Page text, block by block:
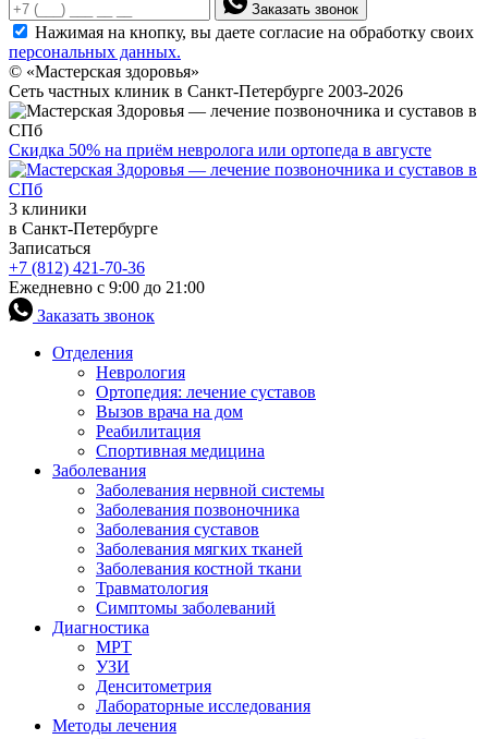
Заказать звонок
Нажимая на кнопку, вы даете согласие на обработку своих
персональных данных.
© «Мастерская здоровья»
Сеть частных клиник в Санкт-Петербурге 2003-2026
Скидка 50% на приём невролога или ортопеда в августе
3 клиники
в Санкт-Петербурге
Записаться
+7 (812) 421-70-36
Ежедневно с 9:00 до 21:00
Заказать звонок
Отделения
Неврология
Ортопедия: лечение суставов
Вызов врача на дом
Реабилитация
Спортивная медицина
Заболевания
Заболевания нервной системы
Заболевания позвоночника
Заболевания суставов
Заболевания мягких тканей
Заболевания костной ткани
Травматология
Симптомы заболеваний
Диагностика
МРТ
УЗИ
Денситометрия
Лабораторные исследования
Методы лечения